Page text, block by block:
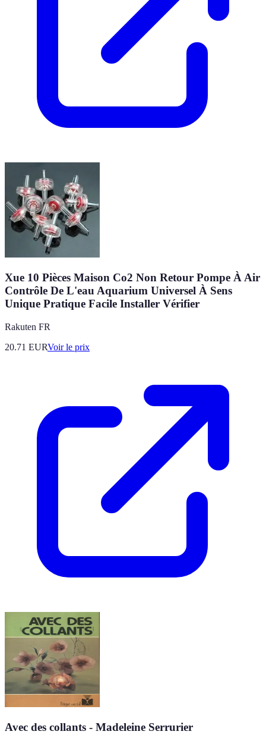
Xue 10 Pièces Maison Co2 Non Retour Pompe À Air
Contrôle De L'eau Aquarium Universel À Sens
Unique Pratique Facile Installer Vérifier
Rakuten FR
20.71 EURVoir le prix
Avec des collants - Madeleine Serrurier